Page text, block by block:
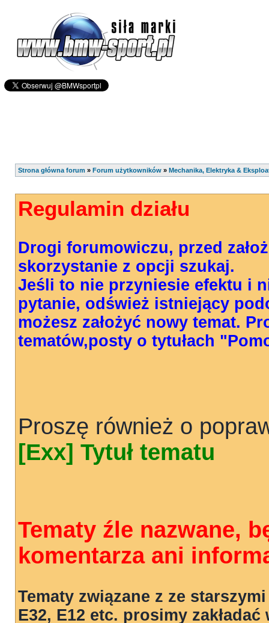
Strona główna forum » Forum użytkowników » Mechanika, Elektryka &
Regulamin działu
Drogi forumowiczu, przed
skorzystanie z opcji szukaj.
Jeśli to nie przyniesie efektu i
pytanie, odśwież istniejący
możesz założyć nowy temat.
tematów,posty o tytułach
Proszę również o
[Exx] Tytuł tematu
Tematy źle nazwane,
komentarza ani
Tematy związane z ze
E32, E12 etc. prosimy